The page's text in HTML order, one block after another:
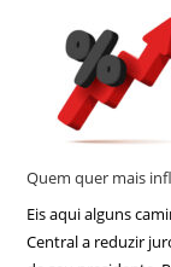
Quem quer mais
Eis aqui alguns
Central a reduzir